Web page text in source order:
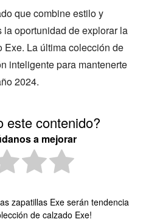
que combine estilo y
oportunidad de explorar la
La última colección de
inteligente para mantenerte
2024.
este contenido?
a mejorar
zapatillas Exe serán tendencia
de calzado Exe!